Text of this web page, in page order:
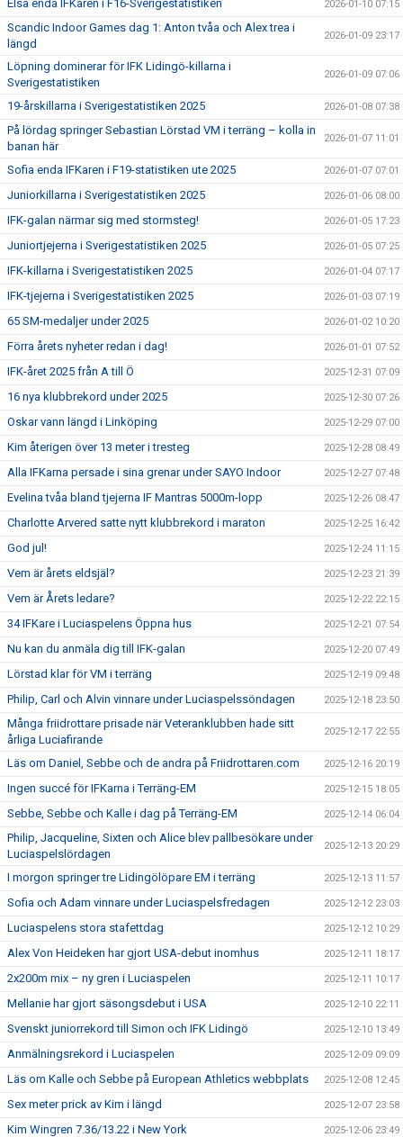
Elsa enda IFKaren i F16-Sverigestatistiken 2026-01-10 07:15
Scandic Indoor Games dag 1: Anton tvåa och Alex trea i
längd
2026-01-09 23:17
Löpning dominerar för IFK Lidingö-killarna i
Sverigestatistiken
2026-01-09 07:06
19-årskillarna i Sverigestatistiken 2025 2026-01-08 07:38
På lördag springer Sebastian Lörstad VM i terräng – kolla in
banan här
2026-01-07 11:01
Sofia enda IFKaren i F19-statistiken ute 2025 2026-01-07 07:01
Juniorkillarna i Sverigestatistiken 2025 2026-01-06 08:00
IFK-galan närmar sig med stormsteg! 2026-01-05 17:23
Juniortjejerna i Sverigestatistiken 2025 2026-01-05 07:25
IFK-killarna i Sverigestatistiken 2025 2026-01-04 07:17
IFK-tjejerna i Sverigestatistiken 2025 2026-01-03 07:19
65 SM-medaljer under 2025 2026-01-02 10:20
Förra årets nyheter redan i dag! 2026-01-01 07:52
IFK-året 2025 från A till Ö 2025-12-31 07:09
16 nya klubbrekord under 2025 2025-12-30 07:26
Oskar vann längd i Linköping 2025-12-29 07:00
Kim återigen över 13 meter i tresteg 2025-12-28 08:49
Alla IFKarna persade i sina grenar under SAYO Indoor 2025-12-27 07:48
Evelina tvåa bland tjejerna IF Mantras 5000m-lopp 2025-12-26 08:47
Charlotte Arvered satte nytt klubbrekord i maraton 2025-12-25 16:42
God jul! 2025-12-24 11:15
Vem är årets eldsjäl? 2025-12-23 21:39
Vem är Årets ledare? 2025-12-22 22:15
34 IFKare i Luciaspelens Öppna hus 2025-12-21 07:54
Nu kan du anmäla dig till IFK-galan 2025-12-20 07:49
Lörstad klar för VM i terräng 2025-12-19 09:48
Philip, Carl och Alvin vinnare under Luciaspelssöndagen 2025-12-18 23:50
Många friidrottare prisade när Veteranklubben hade sitt
årliga Luciafirande
2025-12-17 22:55
Läs om Daniel, Sebbe och de andra på Friidrottaren.com 2025-12-16 20:19
Ingen succé för IFKarna i Terräng-EM 2025-12-15 18:05
Sebbe, Sebbe och Kalle i dag på Terräng-EM 2025-12-14 06:04
Philip, Jacqueline, Sixten och Alice blev pallbesökare under
Luciaspelslördagen
2025-12-13 20:29
I morgon springer tre Lidingölöpare EM i terräng 2025-12-13 11:57
Sofia och Adam vinnare under Luciaspelsfredagen 2025-12-12 23:03
Luciaspelens stora stafettdag 2025-12-12 10:29
Alex Von Heideken har gjort USA-debut inomhus 2025-12-11 18:17
2x200m mix – ny gren i Luciaspelen 2025-12-11 10:17
Mellanie har gjort säsongsdebut i USA 2025-12-10 22:11
Svenskt juniorrekord till Simon och IFK Lidingö 2025-12-10 13:49
Anmälningsrekord i Luciaspelen 2025-12-09 09:09
Läs om Kalle och Sebbe på European Athletics webbplats 2025-12-08 12:45
Sex meter prick av Kim i längd 2025-12-07 23:58
Kim Wingren 7.36/13.22 i New York 2025-12-06 23:49